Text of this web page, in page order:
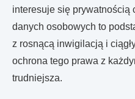
interesuje się prywatnością
danych osobowych to
z rosnącą inwigilacją i
ochrona tego prawa z
trudniejsza.